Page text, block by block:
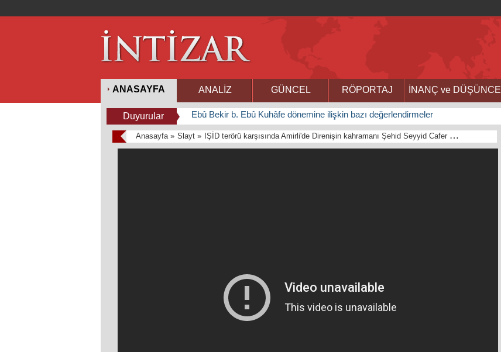
ANASAYFA ANALİZ GÜNCEL RÖPORTAJ İNANÇ ve DÜŞÜNCE
Duyurular Ebû Bekir b. Ebû Kuhâfe dönemine ilişkin bazı değerlendirmeler
Anasayfa » Slayt » IŞİD terörü karşısında Amirli'de Direnişin kahramanı Şehid Seyyid Cafer Musavi anısına